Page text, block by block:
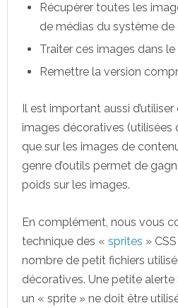
Récupèrer toutes les
de médias du système
Traiter ces images dans le
Remettre la version
Il est important aussi
images décoratives (utilisées
que sur les images de
genre d’outils permet de
poids sur les images.
En complément, nous vous
technique des « sprites »
nombre de petit fichiers
décoratives. Une petite alerte
un « sprite » ne doit être